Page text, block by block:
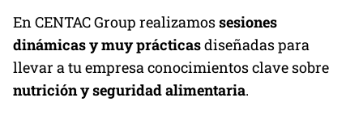
En CENTAC Group realizamossesiones
dinámicas y muy prácticasdiseñadas para
llevar a tu empresa conocimientos clave sobre
nutrición y seguridad alimentaria.